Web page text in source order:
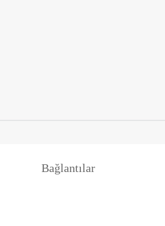
Bağlantılar